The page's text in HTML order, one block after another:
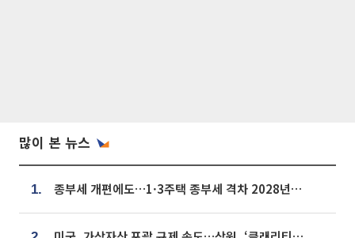
많이 본 뉴스
1. 종부세 개편에도…1·3주택 종부세 격차 2028년부터 확대